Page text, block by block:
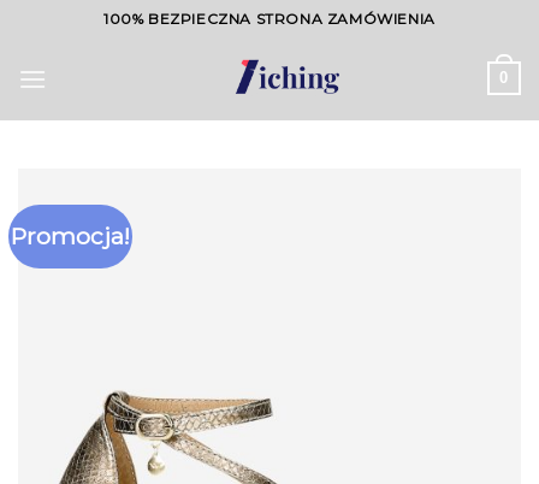
content
100% BEZPIECZNA STRONA ZAMÓWIENIA
0
Promocja!